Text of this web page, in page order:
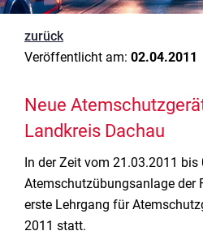
zurück
Veröffentlicht am: 02.04.2011
Neue
Landkreis Dachau
In der Zeit vom 21.03.2011
Atemschutzübungsanlage der
erste Lehrgang für
2011 statt.